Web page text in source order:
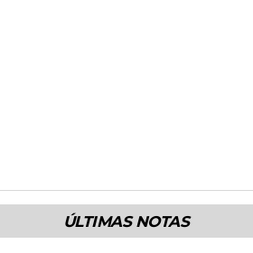
ÚLTIMAS NOTAS